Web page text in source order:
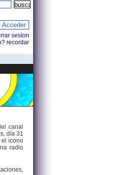
canal
día 31
icono
radio